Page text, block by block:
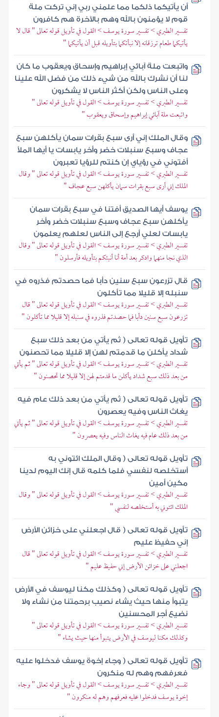
أن يأتيكما ذلكما مما علمني ربي إني تركت ملة
قوم لا يؤمنون بالله وهم بالآخرة هم كافرون
تفسير الطبري > تفسير سورة يوسف > القول في تأويل قوله تعالى " قال لا
يأتيكما طعام ترزقانه إلا نبأتكما بتأويله قبل أن يأتيكما "
واتبعت ملة آبائي إبراهيم وإسحاق ويعقوب ما كان
لنا أن نشرك بالله من شيء ذلك من فضل الله علينا
وعلى الناس ولكن أكثر الناس لا يشكرون
تفسير الطبري > تفسير سورة يوسف > القول في تأويل قوله تعالى "
واتبعت ملة آبائي إبراهيم وإسحاق ويعقوب "
وقال الملك إني أرى سبع بقرات سمان يأكلهن سبع
عجاف وسبع سنبلات خضر وأخر يابسات يا أيها الملأ
أفتوني في رؤياي إن كنتم للرؤيا تعبرون
تفسير الطبري > تفسير سورة يوسف > القول في تأويل قوله تعالى " وقال
الملك إني أرى سبع بقرات سمان يأكلهن سبع عجاف "
يوسف أيها الصديق أفتنا في سبع بقرات سمان
يأكلهن سبع عجاف وسبع سنبلات خضر وأخر
يابسات لعلي أرجع إلى الناس لعلهم يعلمون
تفسير الطبري > تفسير سورة يوسف > القول في تأويل قوله تعالى " وقال
الذي نجا منهما وادكر بعد أمة أنا أنبئكم بتأويله فأرسلون "
قال تزرعون سبع سنين دأبا فما حصدتم فذروه في
سنبله إلا قليلا مما تأكلون
تفسير الطبري > تفسير سورة يوسف > القول في تأويل قوله تعالى " قال
تزرعون سبع سنين دأبا فما حصدتم فذروه في سنبله إلا قليلا مما تأكلون "
تأويل قوله تعالى ( ثم يأتي من بعد ذلك سبع
شداد يأكلن ما قدمتم لهن إلا قليلا مما تحصنون
تفسير الطبري > تفسير سورة يوسف > القول في تأويل قوله تعالى " ثم يأتي
من بعد ذلك سبع شداد يأكلن ما قدمتم لهن إلا قليلا مما تحصنون "
تأويل قوله تعالى ( ثم يأتي من بعد ذلك عام فيه
يغاث الناس وفيه يعصرون
تفسير الطبري > تفسير سورة يوسف > القول في تأويل قوله تعالى " ثم يأتي
من بعد ذلك عام فيه يغاث الناس وفيه يعصرون "
تأويل قوله تعالى ( وقال الملك ائتوني به
أستخلصه لنفسي فلما كلمه قال إنك اليوم لدينا
مكين أمين
تفسير الطبري > تفسير سورة يوسف > القول في تأويل قوله تعالى " وقال
الملك ائتوني به أستخلصه لنفسي "
تأويل قوله تعالى ( قال اجعلني على خزائن الأرض
إني حفيظ عليم
تفسير الطبري > تفسير سورة يوسف > القول في تأويل قوله تعالى " قال
اجعلني على خزائن الأرض إني حفيظ عليم "
تأويل قوله تعالى ( وكذلك مكنا ليوسف في الأرض
يتبوأ منها حيث يشاء نصيب برحمتنا من نشاء ولا
نضيع أجر المحسنين
تفسير الطبري > تفسير سورة يوسف > القول في تأويل قوله تعالى "
وكذلك مكنا ليوسف في الأرض يتبوأ منها حيث يشاء "
تأويل قوله تعالى ( وجاء إخوة يوسف فدخلوا عليه
فعرفهم وهم له منكرون
تفسير الطبري > تفسير سورة يوسف > القول في تأويل قوله تعالى " وجاء
إخوة يوسف فدخلوا عليه فعرفهم وهم له منكرون "